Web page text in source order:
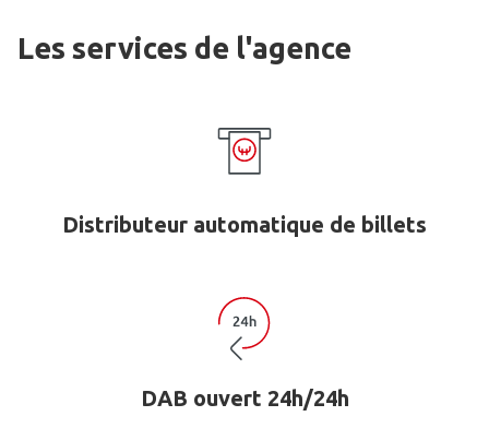
Les services de l'agence
Distributeur automatique de billets
DAB ouvert 24h/24h